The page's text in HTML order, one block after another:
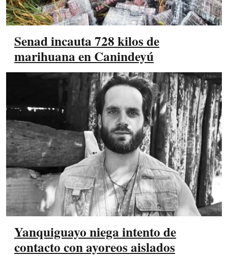
Senad incauta 728 kilos de
marihuana en Canindeyú
Yanquiguayo niega intento de
contacto con ayoreos aislados